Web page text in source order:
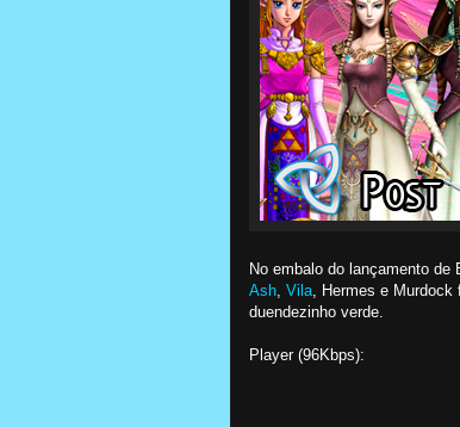
No embalo do lançamento
Ash Vila , Hermes e
duendezinho verde.
Player (96Kbps):